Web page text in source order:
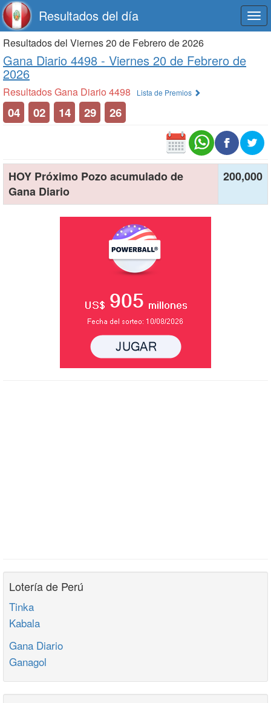
Resultados del día
Resultados del Viernes 20 de Febrero de 2026
Gana Diario 4498 - Viernes 20 de Febrero de
2026
Resultados Gana Diario 4498 Lista de Premios
04 02 14 29 26
HOY Próximo Pozo acumulado de
Gana Diario
200,000
Lotería de Perú
Tinka
Kabala
Gana Diario
Ganagol